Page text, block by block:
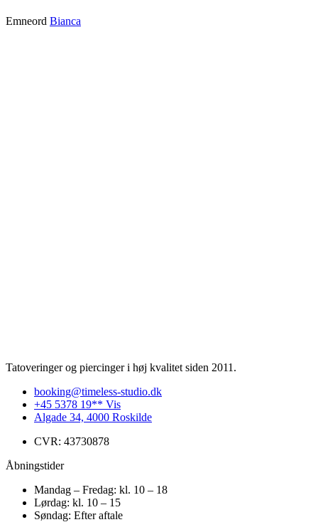
Emneord Bianca
Tatoveringer og piercinger i høj kvalitet siden 2011.
booking@timeless-studio.dk
+45 5378 19** Vis
Algade 34, 4000 Roskilde
CVR: 43730878
Åbningstider
Mandag – Fredag: kl. 10 – 18
Lørdag: kl. 10 – 15
Søndag: Efter aftale